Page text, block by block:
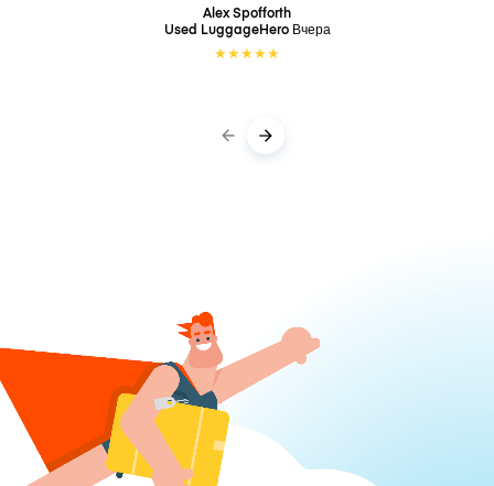
Alex Spofforth
Used LuggageHero Вчера
★★★★★